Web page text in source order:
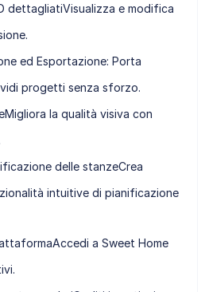
dettagliatiVisualizza e modifica
ed Esportazione: Porta
progetti senza sforzo.
Migliora la qualità visiva con
delle stanzeCrea
intuitive di pianificazione
Accedi a Sweet Home